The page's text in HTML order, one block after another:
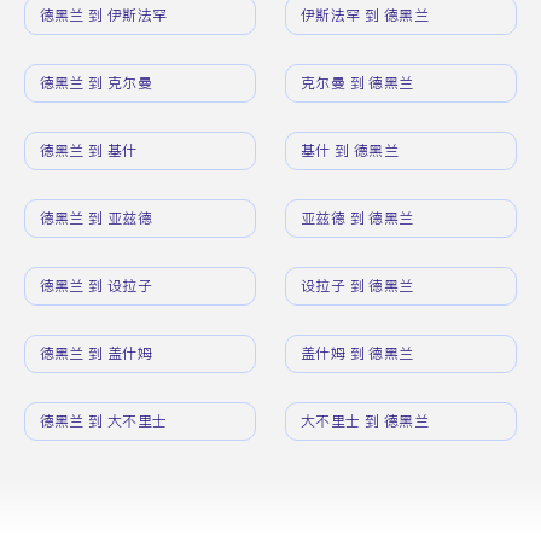
德黑兰 到 伊斯法罕 伊斯法罕 到 德黑兰
德黑兰 到 克尔曼 克尔曼 到 德黑兰
德黑兰 到 基什 基什 到 德黑兰
德黑兰 到 亚兹德 亚兹德 到 德黑兰
德黑兰 到 设拉子 设拉子 到 德黑兰
德黑兰 到 盖什姆 盖什姆 到 德黑兰
德黑兰 到 大不里士 大不里士 到 德黑兰